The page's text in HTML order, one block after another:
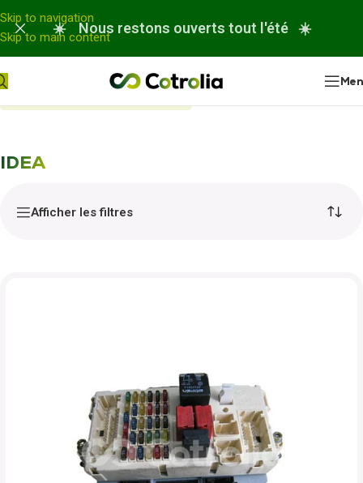
Panneau de gestion des cookies
Skip to navigation
Skip to main content
☀️ Nous restons ouverts tout l'été ☀️
IDEA
Afficher les filtres